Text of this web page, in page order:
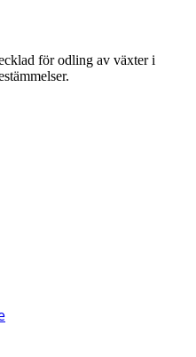
för odling av växter i